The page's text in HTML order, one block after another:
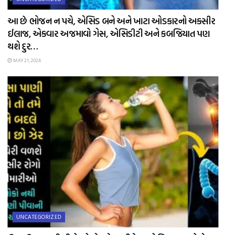
આ છે ભોજન ન પચે, એસિડ બને અને ખાટા ઓડકારનો અકસીર
ઈલાજ, એકવાર અજમાવો ગેસ, એસિડીટી અને કબજિયાત પણ
થશે દુર…
MAY 21, 2024
UNCATEGORIZED